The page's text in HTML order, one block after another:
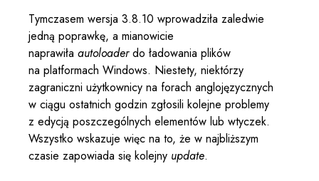
Tymczasem wersja 3.8.10 wprowadziła zaledwie
jedną poprawkę, a mianowicie
naprawiła autoloaderdo ładowania plików
na platformach Windows. Niestety, niektórzy
zagraniczni użytkownicy na forach anglojęzycznych
w ciągu ostatnich godzin zgłosili kolejne problemy
z edycją poszczególnych elementów lub wtyczek.
Wszystko wskazuje więc na to, że w najbliższym
czasie zapowiada się kolejny update.